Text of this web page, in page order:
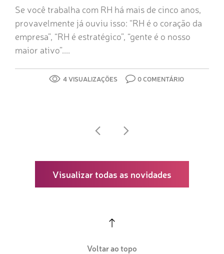
Se você trabalha com RH há mais de cinco anos,
provavelmente já ouviu isso: “RH é o coração da
empresa”, “RH é estratégico”, “gente é o nosso
maior ativo”....
4 VISUALIZAÇÕES 0 COMENTÁRIO
Visualizar todas as novidades
Voltar ao topo